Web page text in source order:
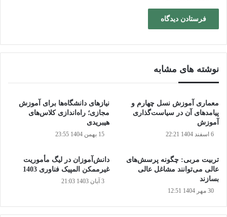
نوشته های مشابه
معماری آموزش نسل چهارم و
پیامدهای آن در سیاست‌گذاری
آموزش
6 اسفند 1404 22:21
نیازهای دانشگاه‌ها برای آموزش
مجازی؛ راه‌اندازی کلاس‌های
هیبریدی
15 بهمن 1404 23:55
تربیت مربی: چگونه پرسش‌های
عالی می‌توانند مشاغل عالی
بسازند
30 مهر 1404 12:51
دانش‌آموزان در لیگ مأموریت
غیرممکن المپیک فناوری 1403
3 آبان 1403 21:03